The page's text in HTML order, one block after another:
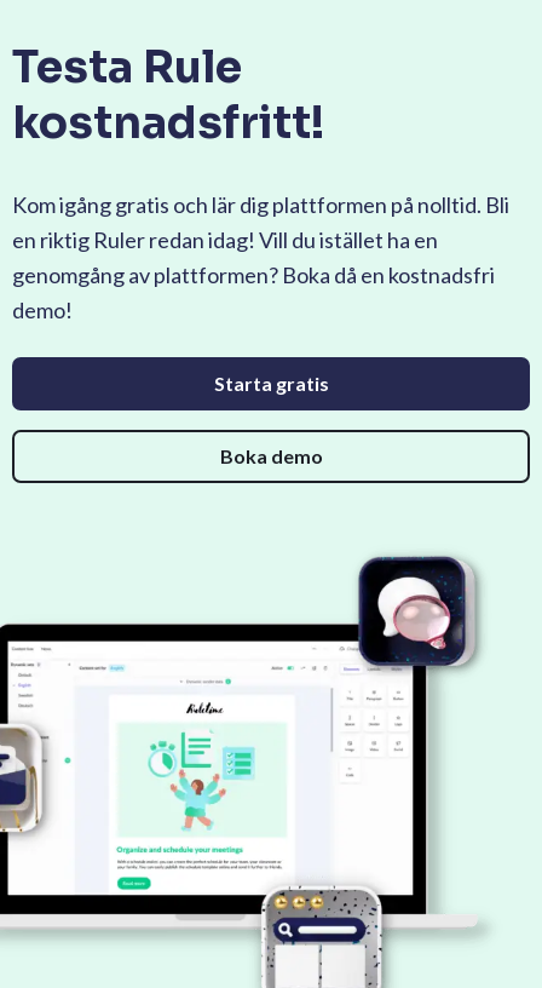
Testa Rule
kostnadsfritt!
Kom igång gratis och lär dig plattformen på nolltid. Bli
en riktig Ruler redan idag! Vill du istället ha en
genomgång av plattformen? Boka då en kostnadsfri
demo!
Starta gratis
Boka demo